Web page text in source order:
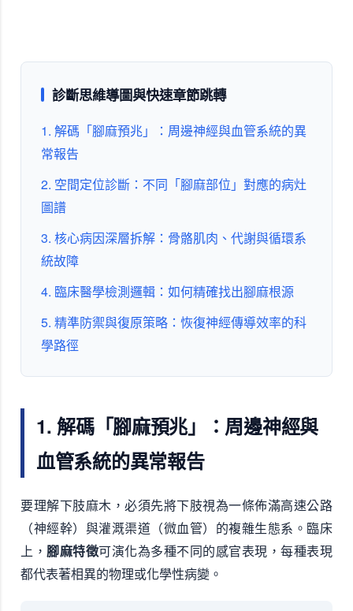
診斷思維導圖與快速章節跳轉
1. 解碼「腳麻預兆」：周邊神經與血管系統的異
常報告
2. 空間定位診斷：不同「腳麻部位」對應的病灶
圖譜
3. 核心病因深層拆解：骨骼肌肉、代謝與循環系
統故障
4. 臨床醫學檢測邏輯：如何精確找出腳麻根源
5. 精準防禦與復原策略：恢復神經傳導效率的科
學路徑
1. 解碼「腳麻預兆」：周邊神經與
血管系統的異常報告
要理解下肢麻木，必須先將下肢視為一條佈滿高速公路
（神經幹）與灌溉渠道（微血管）的複雜生態系。臨床
上，腳麻特徵可演化為多種不同的感官表現，每種表現
都代表著相異的物理或化學性病變。